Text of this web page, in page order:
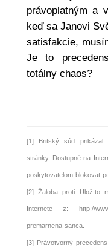
právoplatným a
keď sa Janovi
satisfakcie,
Je to
totálny chaos?
[1]Britský súd prikázal
stránky. Dostupné na
poskytovatelom-blokovat-
[2]Žaloba proti Ulož.to
Internete z: http://
premarnena-sanca.
[3]Právotvorný